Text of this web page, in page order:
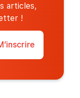
articles,
!